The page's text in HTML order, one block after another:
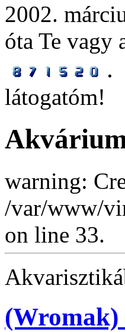
2002.
óta Te vagy
.
látogatóm!
warning:
/var/www/
on line 33.
(Wromak)